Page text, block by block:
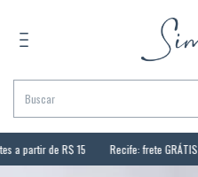
partir de R$ 15 Recife: frete GRÁTIS